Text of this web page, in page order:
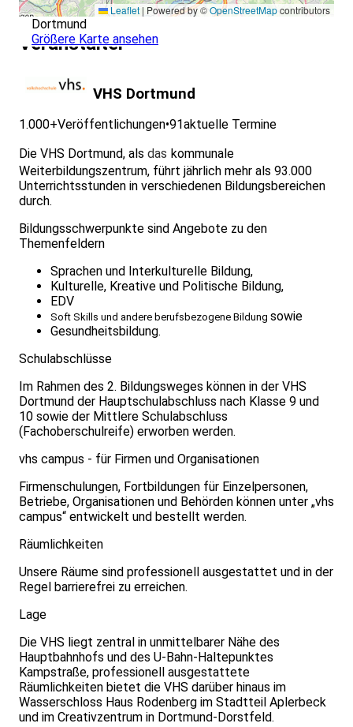
Leaflet | Powered by ©OpenStreetMapcontributors
Dortmund
Größere Karte ansehen
Veranstalter
VHS Dortmund
1.000+Veröffentlichungen•91aktuelle Termine
Die VHS Dortmund, als das kommunale
Weiterbildungszentrum, führt jährlich mehr als 93.000
Unterrichtsstunden in verschiedenen Bildungsbereichen
durch.
Bildungsschwerpunkte sind Angebote zu den
Themenfeldern
Sprachen und Interkulturelle Bildung,
Kulturelle, Kreative und Politische Bildung,
EDV
Soft Skills und andere berufsbezogene Bildung sowie
Gesundheitsbildung.
Schulabschlüsse
Im Rahmen des 2. Bildungsweges können in der VHS
Dortmund der Hauptschulabschluss nach Klasse 9 und
10 sowie der Mittlere Schulabschluss
(Fachoberschulreife) erworben werden.
vhs campus - für Firmen und Organisationen
Firmenschulungen, Fortbildungen für Einzelpersonen,
Betriebe, Organisationen und Behörden können unter „vhs
campus“ entwickelt und bestellt werden.
Räumlichkeiten
Unsere Räume sind professionell ausgestattet und in der
Regel barrierefrei zu erreichen.
Lage
Die VHS liegt zentral in unmittelbarer Nähe des
Hauptbahnhofs und des U-Bahn-Haltepunktes
Kampstraße, professionell ausgestattete
Räumlichkeiten bietet die VHS darüber hinaus im
Wasserschloss Haus Rodenberg im Stadtteil Aplerbeck
und im Creativzentrum in Dortmund-Dorstfeld.